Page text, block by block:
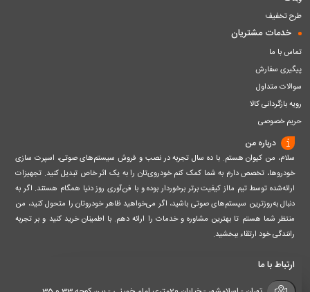
طرح تخفیف
خدمات مشتریان
تماس با ما
پیگیری سفارش
سوالات متداول
رویه بازگردانی کالا
حریم خصوصی
درباره من
سلام، من کیوان هستم. با ده سال تجربه در نصب و فروش سیستم‌های صوتی، اسپرت سازی
خودروها، تخصص دارم به شما کمک کنم خودروی‌تان را به یک اثر خاص تبدیل کنید. تجهیزات
ارائه‌شده توسط تیم مااز کیفیت برتر برخوردار بوده و با فن‌آوری روز دنیا همگام هستند. اگر به
دنبال به‌روزترین سیستم‌های صوتی باشید، اگر می‌خواهید ظاهر خودروتان را متحول کنید، من
منتظر شما هستم تا بهترین مشاوره و خدمات را ارائه دهم. با اطمینان خرید کنید و بر تجربه
رانندگی خود ارتقاء ببخشید.
ارتباط با ما